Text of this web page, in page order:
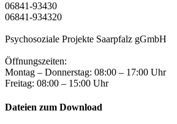
06841-93430
06841-934320
Psychosoziale Projekte Saarpfalz gGmbH
Öffnungszeiten:
Montag – Donnerstag: 08:00 – 17:00 Uhr
Freitag: 08:00 – 15:00 Uhr
Dateien zum Download